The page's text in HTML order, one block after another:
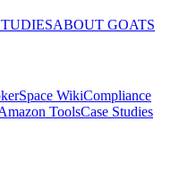
ABOUT GOATS
Space WikiCompliance
ToolsCase Studies